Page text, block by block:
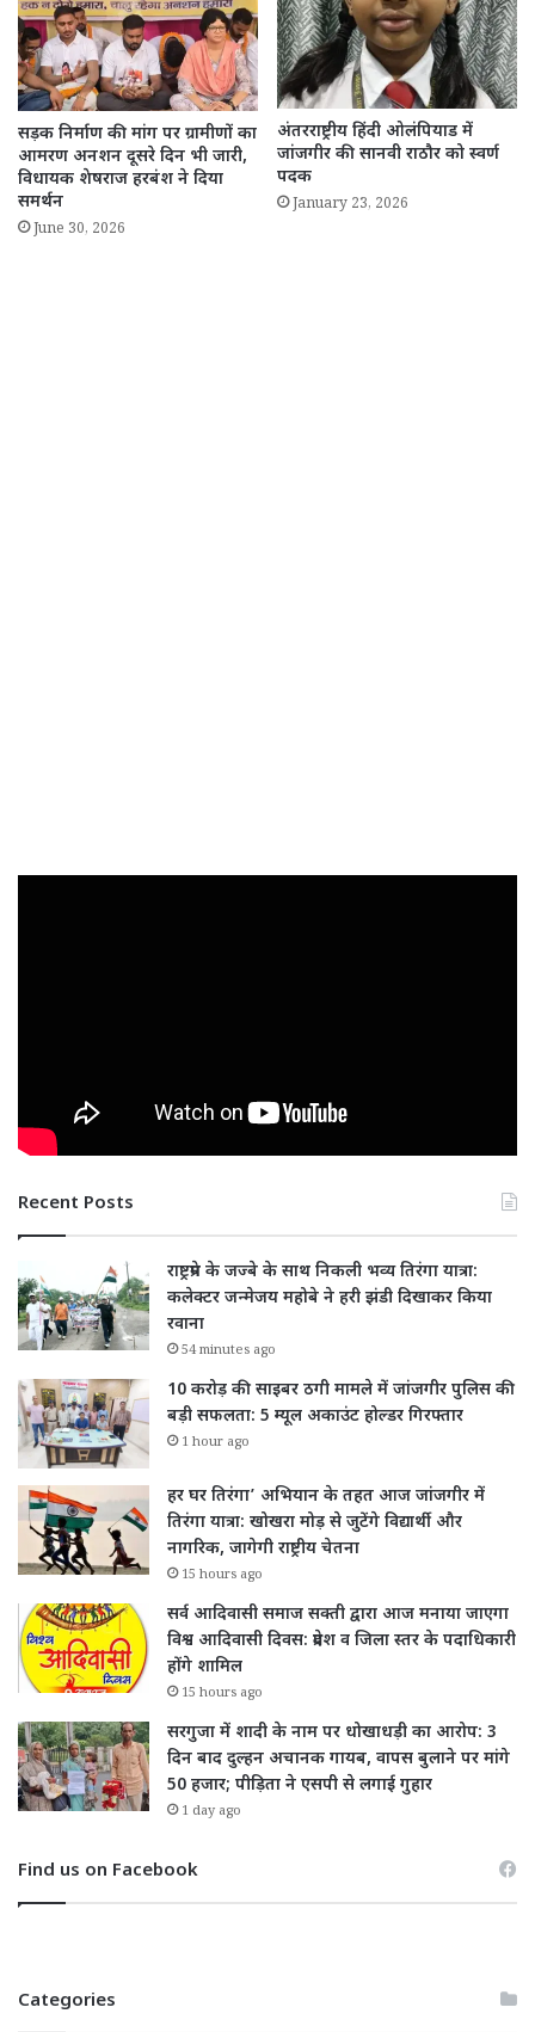
सड़क निर्माण की मांग पर ग्रामीणों का
आमरण अनशन दूसरे दिन भी जारी,
विधायक शेषराज हरबंश ने दिया
समर्थन
June 30, 2026
अंतरराष्ट्रीय हिंदी ओलंपियाड में
जांजगीर की सानवी राठौर को स्वर्ण
पदक
January 23, 2026
Recent Posts
राष्ट्रप्रेम के जज्बे के साथ निकली भव्य तिरंगा यात्रा:
कलेक्टर जन्मेजय महोबे ने हरी झंडी दिखाकर किया
रवाना
54 minutes ago
10 करोड़ की साइबर ठगी मामले में जांजगीर पुलिस की
बड़ी सफलता: 5 म्यूल अकाउंट होल्डर गिरफ्तार
1 hour ago
हर घर तिरंगा’ अभियान के तहत आज जांजगीर में
तिरंगा यात्रा: खोखरा मोड़ से जुटेंगे विद्यार्थी और
नागरिक, जागेगी राष्ट्रीय चेतना
15 hours ago
सर्व आदिवासी समाज सक्ती द्वारा आज मनाया जाएगा
विश्व आदिवासी दिवस: प्रदेश व जिला स्तर के पदाधिकारी
होंगे शामिल
15 hours ago
सरगुजा में शादी के नाम पर धोखाधड़ी का आरोप: 3
दिन बाद दुल्हन अचानक गायब, वापस बुलाने पर मांगे
50 हजार; पीड़िता ने एसपी से लगाई गुहार
1 day ago
Find us on Facebook
Categories